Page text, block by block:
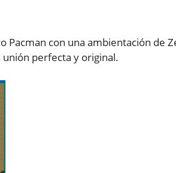
Pacman con una ambientación de
unión perfecta y original.